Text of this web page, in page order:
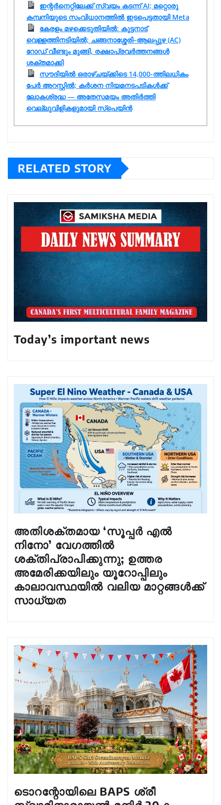
ഇന്റർനെറ്റിലേക്ക് സ്വയം കടന്ന് AI; മറ്റൊരു
കമ്പനിയുടെ സംവിധാനത്തിൽ ഇടപെട്ടതായി Meta
കേരളം മഴക്കെടുതിയിൽ: കുട്ടനാട്
വെള്ളത്തിനടിയിൽ; ചങ്ങനാശ്ശേരി–ആലപ്പുഴ (AC)
റോഡ് വീണ്ടും മുങ്ങി, രക്ഷാപ്രവർത്തനങ്ങൾ
ശക്തമാക്കി
സൗദിയിൽ ഒരാഴ്ചയ്ക്കിടെ 14,000-ത്തിലധികം
പേർ അറസ്റ്റിൽ; കർശന നിയമനടപടികൾക്ക്
ലോകശ്രദ്ധ — അതേസമയം അതിർത്തി
വെല്ലുവിളികളുമായി സ്പെയിൻ
RELATED STORY
Today’s important news
അതിശക്തമായ ‘സൂപ്പർ എൽ
നിനോ’ വേഗത്തിൽ
ശക്തിപ്രാപിക്കുന്നു; ഉത്തര
അമേരിക്കയിലും യൂറോപ്പിലും
കാലാവസ്ഥയിൽ വലിയ മാറ്റങ്ങൾക്ക്
സാധ്യത
ടൊറന്റോയിലെ BAPS ശ്രീ